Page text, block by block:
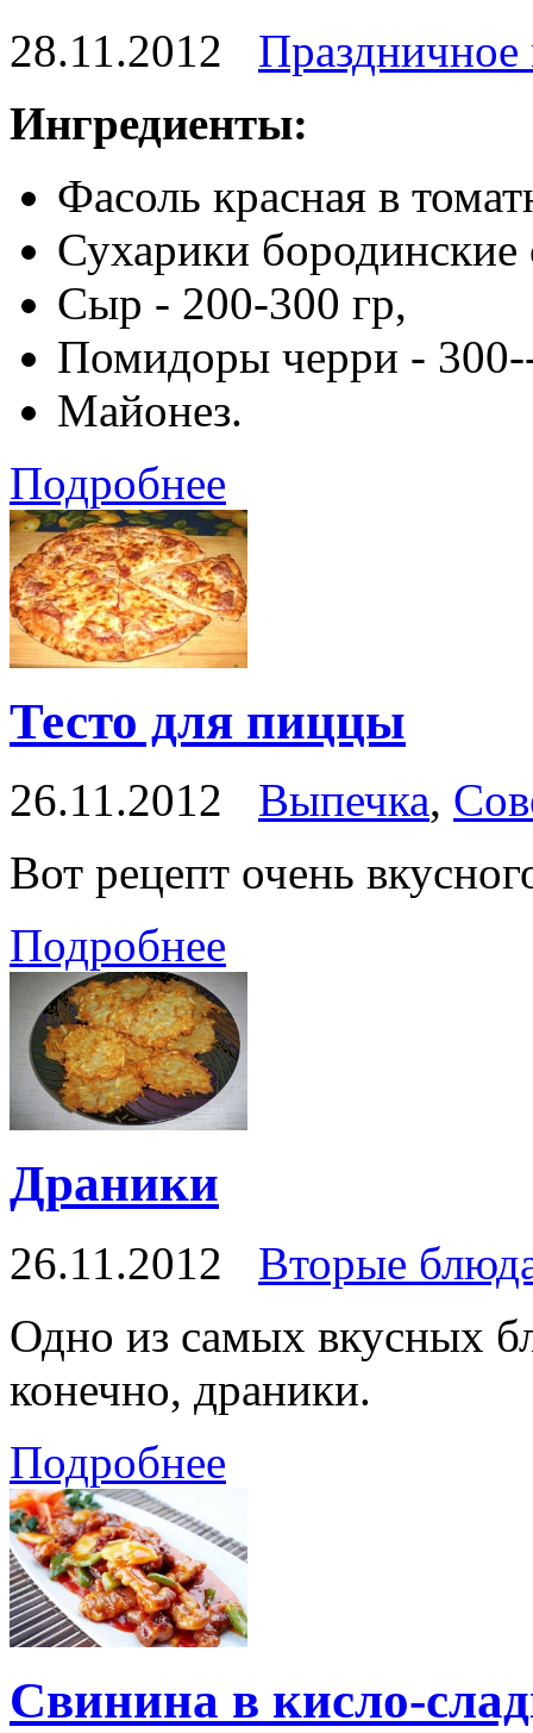
28.11.2012
Ингредиенты:
Фасоль красная в
Сухарики
Сыр - 200-300 гр,
Помидоры черри -
Майонез.
Подробнее
Тесто для пиццы
26.11.2012 Выпечка,
Вот рецепт очень
Подробнее
Драники
26.11.2012
Вторые
Одно из самых вкусных
конечно, драники.
Подробнее
Свинина в кисло-